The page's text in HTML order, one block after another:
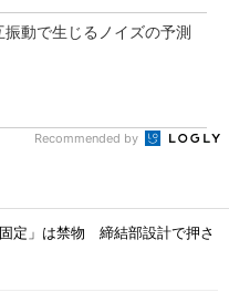
振動で生じるノイズの予測
Recommended by
固定」は禁物 締結部設計で押さ